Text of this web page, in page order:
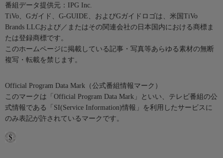
番組データ提供元：IPG Inc.
TiVo、Gガイド、G-GUIDE、およびGガイドロゴは、米国TiVo
Brands LLCおよび／またはその関連会社の日本国内における商標ま
たは登録商標です。
このホームページに掲載している記事・写真等あらゆる素材の無断
複写・転載を禁じます。
Official Program Data Mark（公式番組情報マーク）
このマークは「Official Program Data Mark」といい、テレビ番組の公
式情報である「SI(Service Information)情報」を利用したサービスに
のみ表記が許されているマークです。